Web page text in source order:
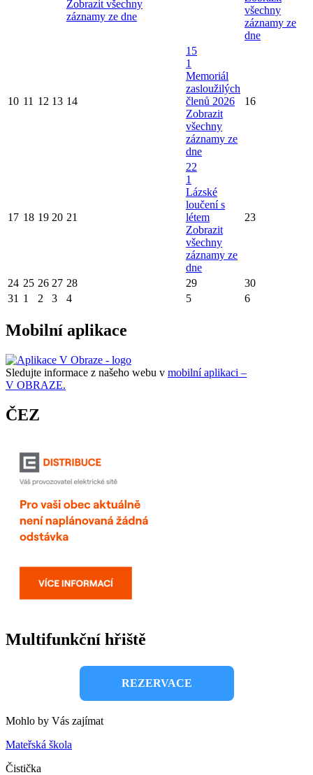
Zobrazit všechny
záznamy ze dne
všechny
záznamy ze
dne
10 11 12 13 14
15
1
Memoriál
zasloužilých
členů 2026
Zobrazit
všechny
záznamy ze
dne
16
17 18 19 20 21
22
1
Lázské
loučení s
létem
Zobrazit
všechny
záznamy ze
dne
23
24 25 26 27 28 29
30
31 1 2 3 4 5 6
Mobilní aplikace
Sledujte informace z našeho webu v mobilní aplikaci –
V OBRAZE.
ČEZ
Multifunkční hřiště
REZERVACE
Mohlo by Vás zajímat
Mateřská škola
Čistička